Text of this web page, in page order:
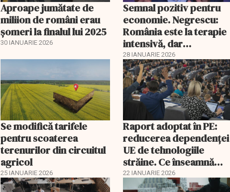
Aproape jumătate de
miliion de români erau
șomeri la finalul lui 2025
30 IANUARIE 2026
Semnal pozitiv pentru
economie. Negrescu:
România este la terapie
intensivă, dar
tratamentul începe să
funcționeze
28 IANUARIE 2026
Se modifică tarifele
pentru scoaterea
terenurilor din circuitul
agricol
25 IANUARIE 2026
Raport adoptat în PE:
reducerea dependenței
UE de tehnologiile
străine. Ce înseamnă
acest lucru
22 IANUARIE 2026